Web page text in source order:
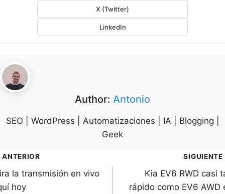
X (Twitter)
LinkedIn
Author: Antonio
SEO | WordPress | Automatizaciones | IA | Blogging |
Geek
ANTERIOR
la transmisión en vivo
hoy
SIGUIENTE
Kia EV6 RWD casi
rápido como EV6 AWD